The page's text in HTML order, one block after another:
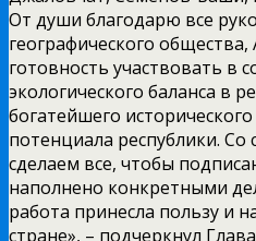
От души благодарю все
географического
готовность участвовать в
экологического баланса в
богатейшего
потенциала республики.
сделаем все, чтобы
наполнено конкретными
работа принесла пользу и
стране», – подчеркнул